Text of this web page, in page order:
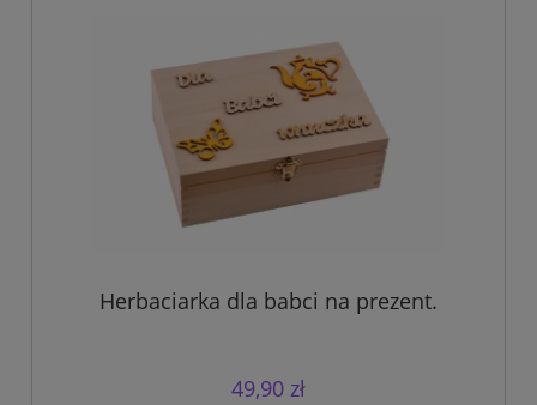
Herbaciarka dla babci na prezent.
49,90 zł